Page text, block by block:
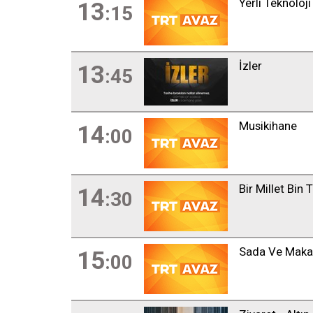
13:15 Yerli Teknoloji
13:45 İzler
14:00 Musikihane
14:30 Bir Millet Bin
15:00 Sada Ve